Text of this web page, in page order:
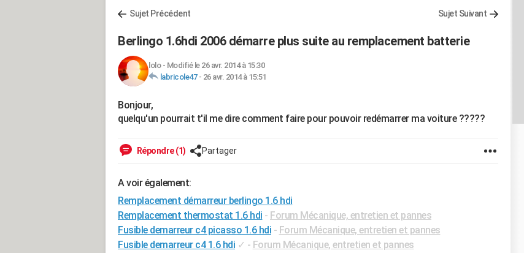
Sujet Précédent Sujet Suivant
Berlingo 1.6hdi 2006 démarre plus suite au remplacement batterie
lolo- Modifié le 26 avr. 2014 à 15:30
labricole47- 26 avr. 2014 à 15:51
Bonjour,
quelqu'un pourrait t'il me dire comment faire pour pouvoir redémarrer ma voiture ?????
Répondre (1) Partager
A voir également:
Remplacement démarreur berlingo 1.6 hdi
Remplacement thermostat 1.6 hdi - Forum Mécanique, entretien et pannes
Fusible demarreur c4 picasso 1.6 hdi - Forum Mécanique, entretien et pannes
Fusible demarreur c4 1.6 hdi ✓ - Forum Mécanique, entretien et pannes